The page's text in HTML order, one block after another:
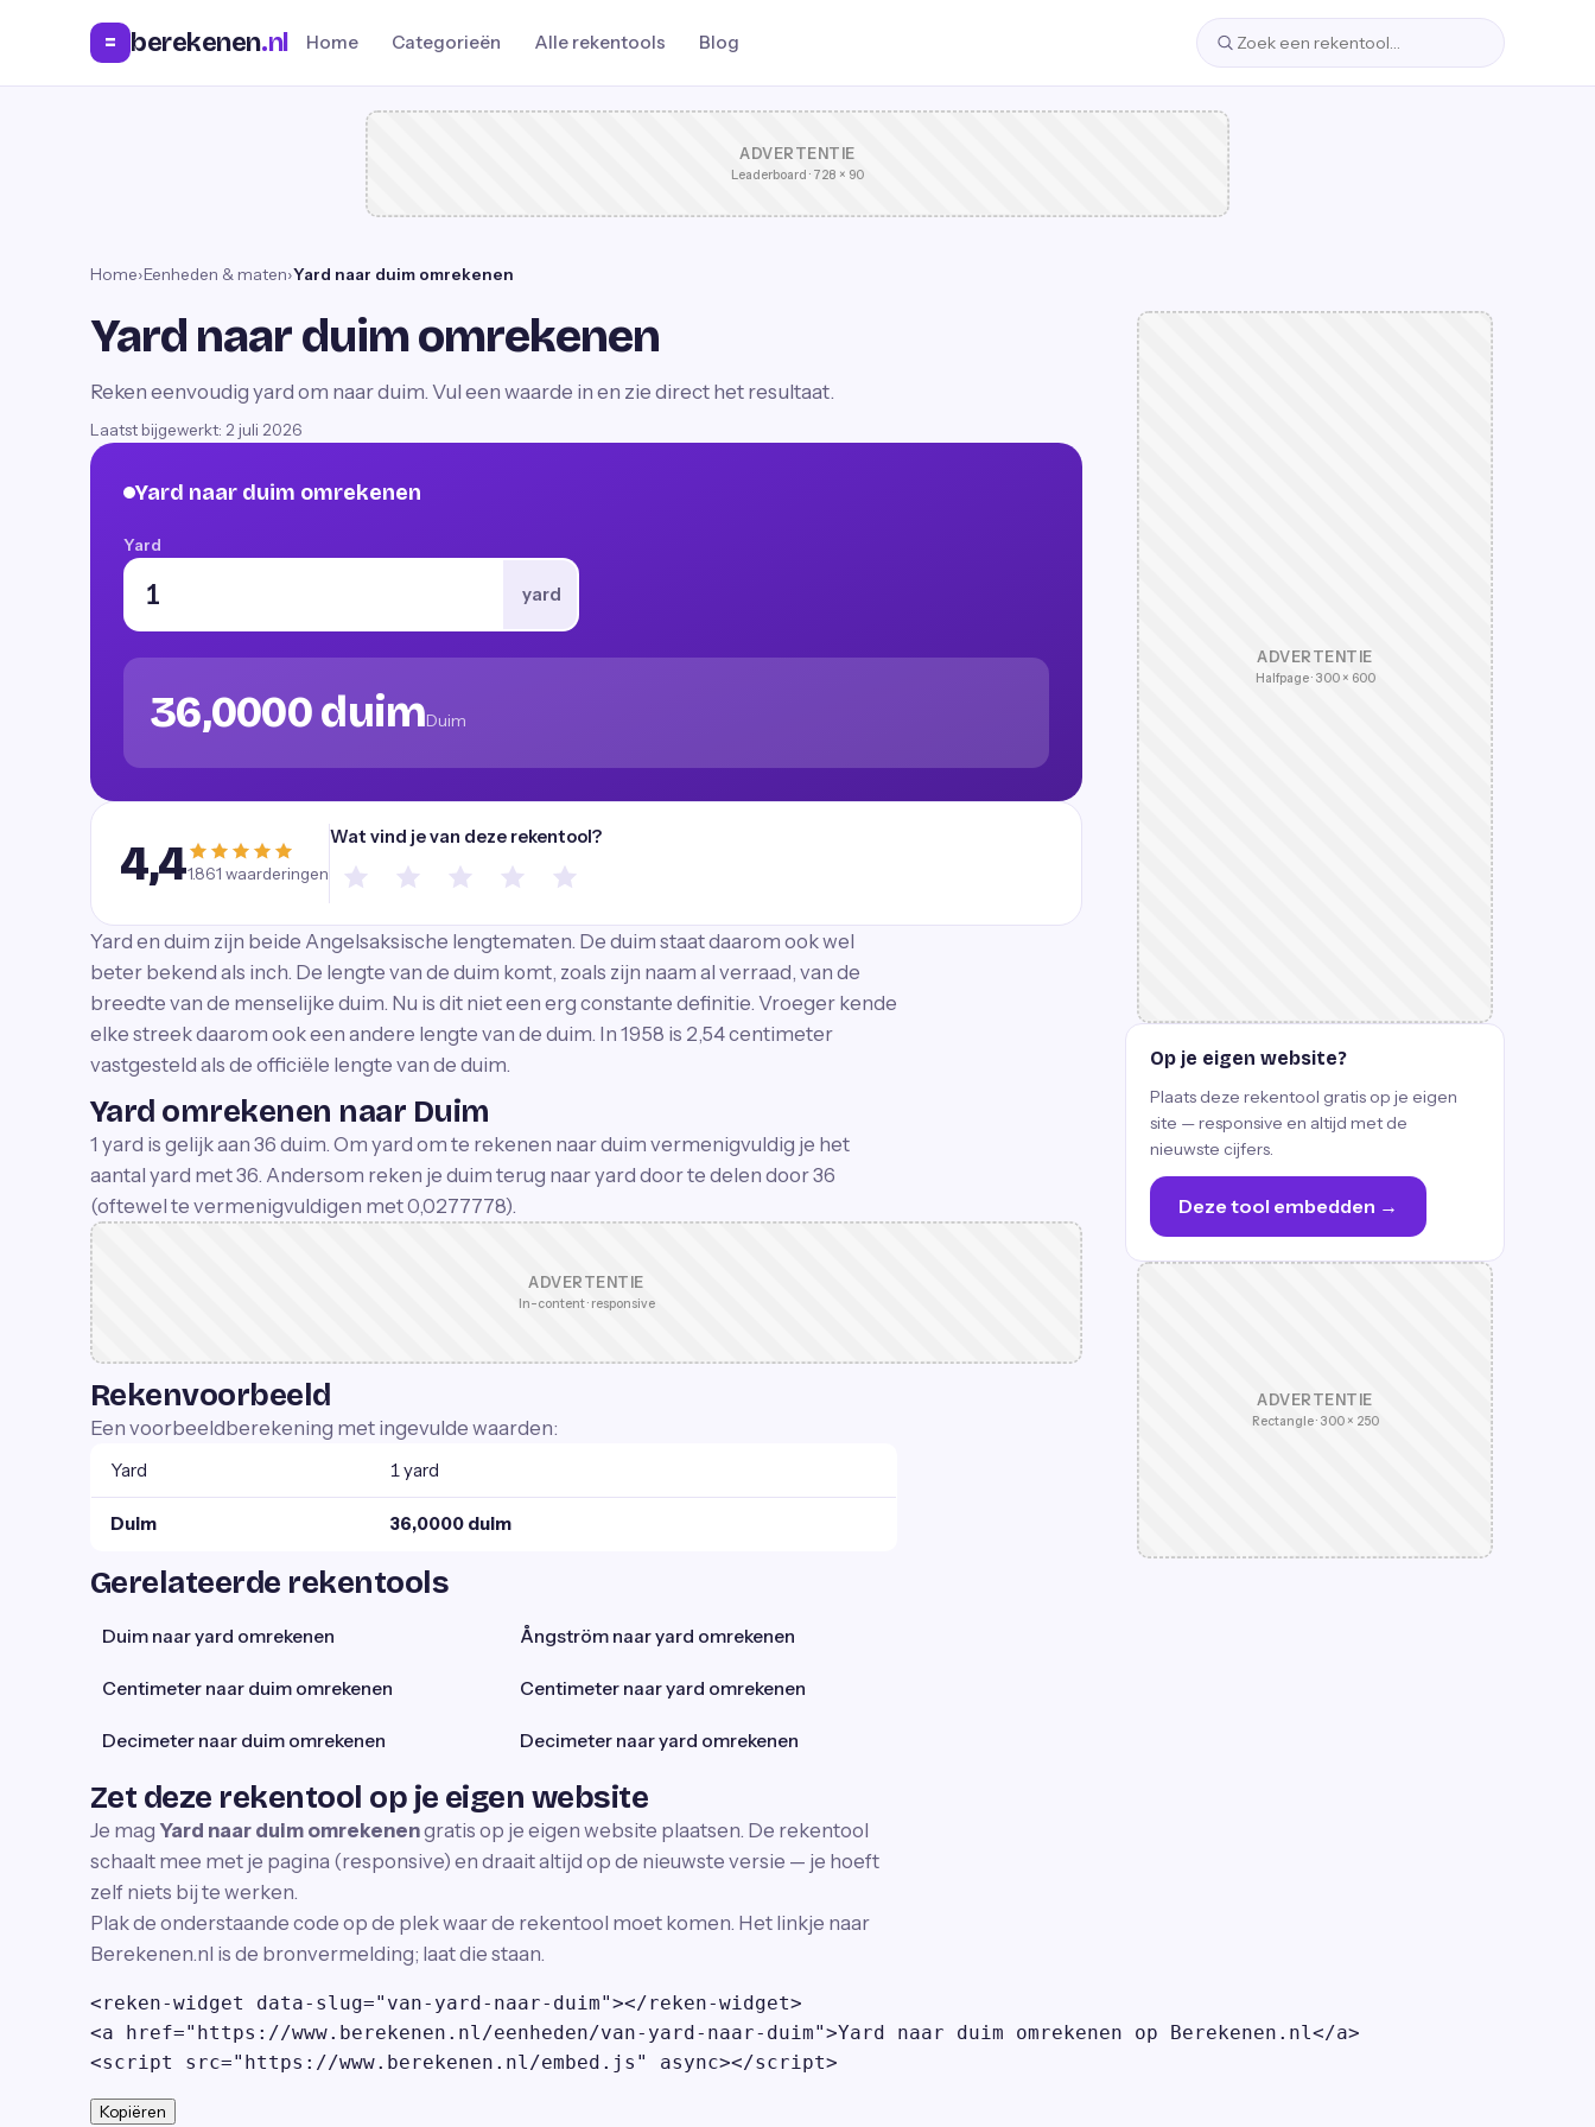
= berekenen.nl Home Categorieën Alle rekentools Blog
ADVERTENTIE
Leaderboard · 728 × 90
Home›Eenheden & maten›Yard naar duim omrekenen
Yard naar duim omrekenen
Reken eenvoudig yard om naar duim. Vul een waarde in en zie direct het resultaat.
Laatst bijgewerkt: 2 juli 2026
Yard naar duim omrekenen
Yard
yard
36,0000 duimDuim
4,41.861 waarderingen
Wat vind je van deze rekentool?
Yard en duim zijn beide Angelsaksische lengtematen. De duim staat daarom ook wel
beter bekend als inch. De lengte van de duim komt, zoals zijn naam al verraad, van de
breedte van de menselijke duim. Nu is dit niet een erg constante definitie. Vroeger kende
elke streek daarom ook een andere lengte van de duim. In 1958 is 2,54 centimeter
vastgesteld als de officiële lengte van de duim.
Yard omrekenen naar Duim
1 yard is gelijk aan 36 duim. Om yard om te rekenen naar duim vermenigvuldig je het
aantal yard met 36. Andersom reken je duim terug naar yard door te delen door 36
(oftewel te vermenigvuldigen met 0,0277778).
ADVERTENTIE
In-content · responsive
Rekenvoorbeeld
Een voorbeeldberekening met ingevulde waarden:
Yard 1 yard
Duim 36,0000 duim
Gerelateerde rekentools
Duim naar yard omrekenen Ångström naar yard omrekenen
Centimeter naar duim omrekenen Centimeter naar yard omrekenen
Decimeter naar duim omrekenen Decimeter naar yard omrekenen
Zet deze rekentool op je eigen website
Je mag Yard naar duim omrekenengratis op je eigen website plaatsen. De rekentool
schaalt mee met je pagina (responsive) en draait altijd op de nieuwste versie — je hoeft
zelf niets bij te werken.
Plak de onderstaande code op de plek waar de rekentool moet komen. Het linkje naar
Berekenen.nl is de bronvermelding; laat die staan.
<reken-widget data-slug="van-yard-naar-duim"></reken-widget>
<a href="https://www.berekenen.nl/eenheden/van-yard-naar-duim">Yard naar duim omrekenen op Berekenen.nl</a>
<script src="https://www.berekenen.nl/embed.js" async></script>
Kopiëren
ADVERTENTIE
Halfpage · 300 × 600
Op je eigen website?
Plaats deze rekentool gratis op je eigen
site — responsive en altijd met de
nieuwste cijfers.
Deze tool embedden →
ADVERTENTIE
Rectangle · 300 × 250